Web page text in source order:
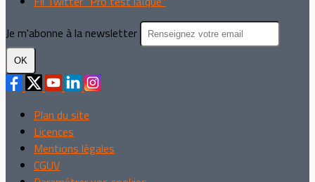
Je m'abonne à la newsletter
OK
Plan du site
Licences
Mentions légales
CGUV